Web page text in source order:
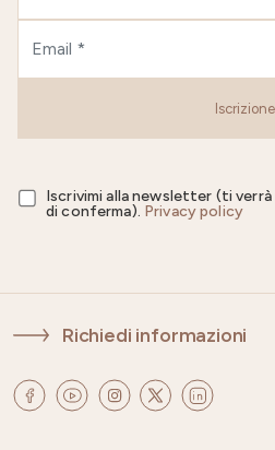
Iscrizione
Iscrivimi alla newsletter (ti verrà
di conferma). Privacy policy
Richiedi informazioni